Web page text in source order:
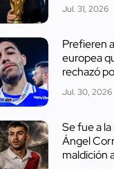
Jul. 31, 2026
Prefieren
europea
rechazó
Jul. 30, 2026
Se fue a
Ángel
maldición